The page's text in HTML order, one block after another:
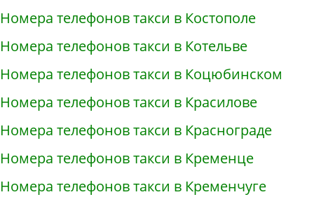
Номера телефонов такси в Костополе
Номера телефонов такси в Котельве
Номера телефонов такси в Коцюбинском
Номера телефонов такси в Красилове
Номера телефонов такси в Краснограде
Номера телефонов такси в Кременце
Номера телефонов такси в Кременчуге